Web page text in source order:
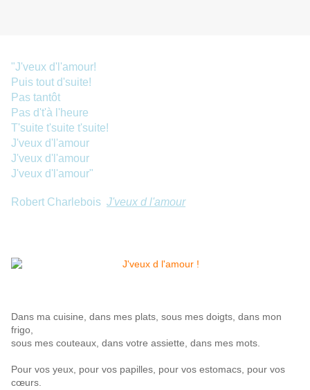
"J'veux d'l'amour!
Puis tout d'suite!
Pas tantôt
Pas d't'à l'heure
T'suite t'suite t'suite!
J'veux d'l'amour
J'veux d'l'amour
J'veux d'l'amour"
Robert Charlebois J'veux d l'amour
Dans ma cuisine, dans mes plats, sous mes doigts, dans mon
frigo,
sous mes couteaux, dans votre assiette, dans mes mots.
Pour vos yeux, pour vos papilles, pour vos estomacs, pour vos
cœurs.